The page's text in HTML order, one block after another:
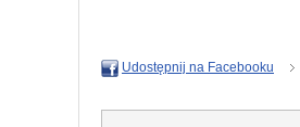
Udostępnij na Facebooku